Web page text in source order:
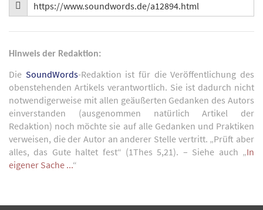
Hinweis der Redaktion:
Die SoundWords-Redaktion ist für die Veröffentlichung des
obenstehenden Artikels verantwortlich. Sie ist dadurch nicht
notwendigerweise mit allen geäußerten Gedanken des Autors
einverstanden (ausgenommen natürlich Artikel der
Redaktion) noch möchte sie auf alle Gedanken und Praktiken
verweisen, die der Autor an anderer Stelle vertritt. „Prüft aber
alles, das Gute haltet fest“ (1Thes 5,21). – Siehe auch „In
eigener Sache ...“